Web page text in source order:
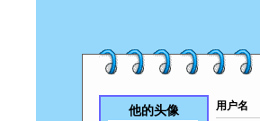
他的头像 用户名